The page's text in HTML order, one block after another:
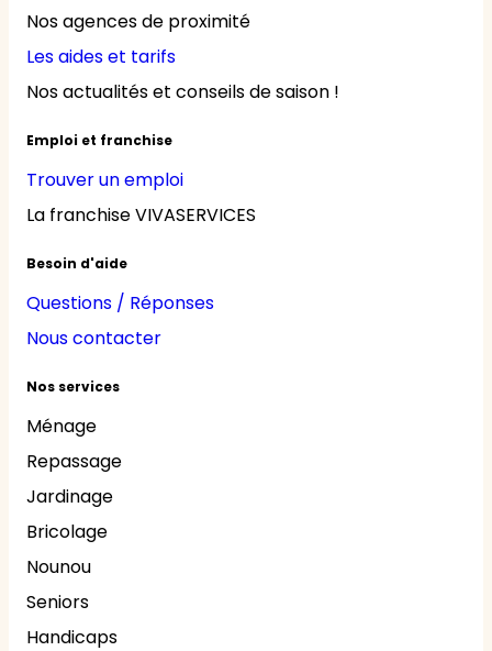
Nos agences de proximité
Les aides et tarifs
Nos actualités et conseils de saison !
Emploi et franchise
Trouver un emploi
La franchise VIVASERVICES
Besoin d'aide
Questions / Réponses
Nous contacter
Nos services
Ménage
Repassage
Jardinage
Bricolage
Nounou
Seniors
Handicaps